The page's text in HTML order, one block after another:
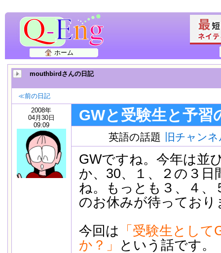
ホーム
mouthbirdさんの日記
≪前の日記
2008年
04月30日
09:09
GWと受験生と予習
英語の話題 旧チャン
GWですね。今年は並
か、30、１、２の３日
ね。もっとも３、４、
のお休みが待っており
今回は 「受験生とし
か？」
という話です。